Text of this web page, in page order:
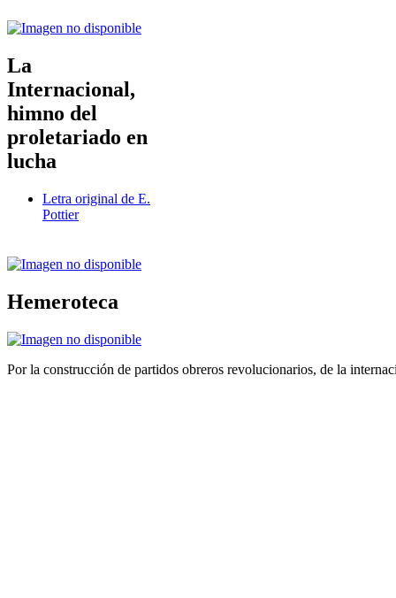
La
Internacional,
himno del
proletariado en
lucha
Letra original de E.
Pottier
Hemeroteca
Por la construcción de partidos obreros revolucionarios, de la